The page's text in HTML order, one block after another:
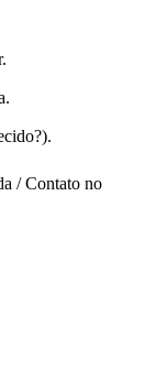
/ Contato no